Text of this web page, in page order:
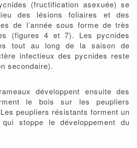
(fructification asexuée) se
des lésions foliaires et des
de l’année sous forme de très
(figures 4 et 7). Les pycnides
tout au long de la saison de
infectieux des pycnides reste
secondaire).
développent ensuite des
le bois sur les peupliers
peupliers résistants forment un
stoppe le développement du